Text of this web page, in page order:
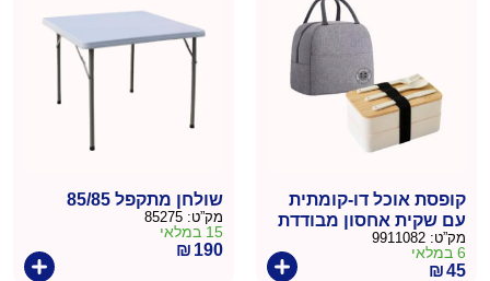
₪240.
₪190.
קופסת אוכל דו-קומתית
עם שקית אחסון מבודדת
מק”ט: 9911082
6 במלאי
₪45
שולחן מתקפל 85/85
מק”ט: 85275
15 במלאי
₪ 190